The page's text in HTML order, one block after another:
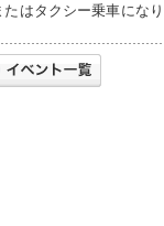
たはタクシー乗車にな